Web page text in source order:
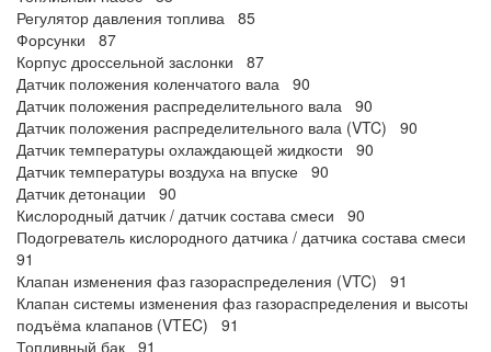
Регулятор давления топлива 85
Форсунки 87
Корпус дроссельной заслонки 87
Датчик положения коленчатого вала 90
Датчик положения распределительного вала 90
Датчик положения распределительного вала (VTC) 90
Датчик температуры охлаждающей жидкости 90
Датчик температуры воздуха на впуске 90
Датчик детонации 90
Кислородный датчик / датчик состава смеси 90
Подогреватель кислородного датчика / датчика состава смеси
91
Клапан изменения фаз газораспределения (VTC) 91
Клапан системы изменения фаз газораспределения и высоты
подъёма клапанов (VTEC) 91
Топливный бак 91